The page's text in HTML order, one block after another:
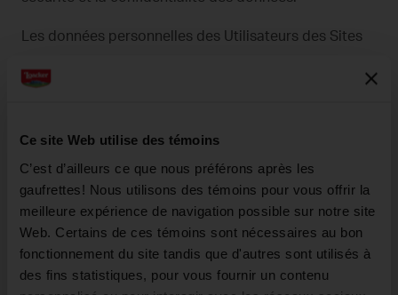
Ce site Web utilise des témoins
C’est d’ailleurs ce que nous préférons après les
gaufrettes! Nous utilisons des témoins pour vous offrir la
meilleure expérience de navigation possible sur notre site
Web. Certains de ces témoins sont nécessaires au bon
fonctionnement du site tandis que d'autres sont utilisés à
des fins statistiques, pour vous fournir un contenu
Les données personnelles des Utilisateurs des Sites
nécessaire pour atteindre les finalités primaires
protection en droit civil des intérêts à la fois des
Utilisateurs et du Responsable du traitement.
3. Portée de la communication et diffusion des
données